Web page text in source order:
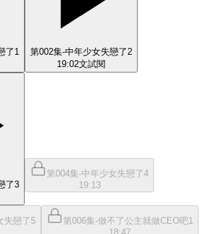
了1
第002集-中年少女失戀了2
19:02文試閱
了3
第004集-中年少女失戀了4
19:13
失戀了5
第006集-做不了公主就做CEO吧1